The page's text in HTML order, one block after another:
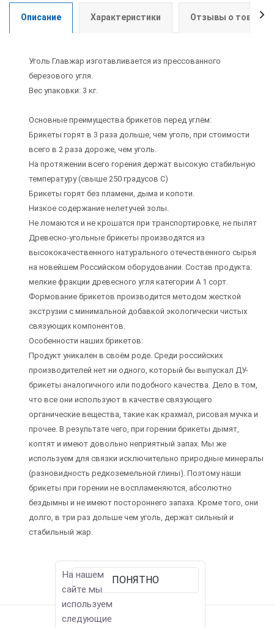
Описание Характеристики Отзывы о товаре
Уголь Главжар изготавливается из прессованного
березового угля.
Вес упаковки: 3 кг.
Основные преимущества брикетов перед углём:
Брикеты горят в 3 раза дольше, чем уголь, при стоимости
всего в 2 раза дороже, чем уголь.
На протяжении всего горения держат высокую стабильную
температуру (свыше 250 градусов С)
Брикеты горят без пламени, дыма и копоти.
Низкое содержание нелетучей золы.
Не ломаются и не крошатся при транспортировке, не пылят
Древесно-угольные брикеты производятся из
высококачественного натурального отечественного сырья
на новейшем Российском оборудовании. Состав продукта:
мелкие фракции древесного угля категории А 1 сорт.
Формование брикетов производится методом жесткой
экструзии с минимальной добавкой экологически чистых
связующих компонентов.
Особенности наших брикетов:
Продукт уникален в своём роде. Среди российских
производителей нет ни одного, который бы выпускал ДУ-
брикеты аналогичного или подобного качества. Дело в том,
что все они используют в качестве связующего
органические вещества, такие как крахмал, рисовая мучка и
прочее. В результате чего, при горении брикеты дымят,
коптят и имеют довольно неприятный запах. Мы же
используем для связки исключительно природные минералы
(разновидность редкоземельной глины). Поэтому наши
брикеты при горении не воспламеняются, абсолютно
бездымны и не имеют постороннего запаха. Кроме того, они
долго, в три раз дольше чем уголь, держат сильный и
стабильный жар.
ПОНЯТНО
На нашем
сайте мы
используем
следующие